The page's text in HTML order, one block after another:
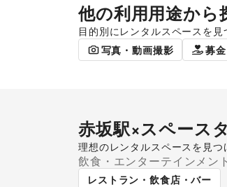
他の利用用途から
目的別にレンタルスペースを見
食品販売
写真・動画撮影 募
赤坂駅×スペース
理想のレンタルスペースを見つ
ギャラリー・貸し画廊
飲食・エンターテインメント
レストラン・飲食店・バー